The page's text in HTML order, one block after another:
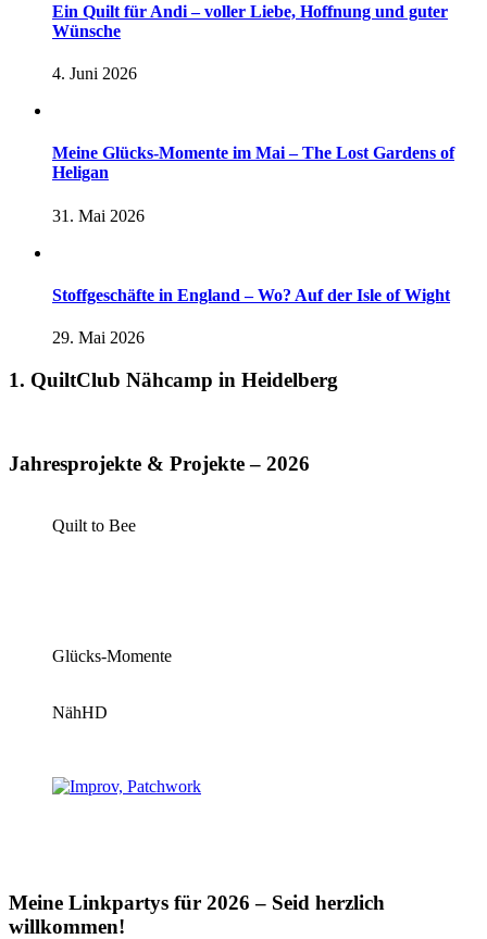
Ein Quilt für Andi – voller Liebe, Hoffnung und guter
Wünsche
4. Juni 2026
Meine Glücks-Momente im Mai – The Lost Gardens of
Heligan
31. Mai 2026
Stoffgeschäfte in England – Wo? Auf der Isle of Wight
29. Mai 2026
1. QuiltClub Nähcamp in Heidelberg
Jahresprojekte & Projekte – 2026
Quilt to Bee
Glücks-Momente
NähHD
Meine Linkpartys für 2026 – Seid herzlich
willkommen!